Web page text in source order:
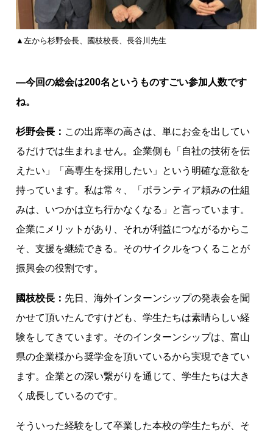
▲左から杉野会長、國枝校長、長谷川先生
―今回の総会は200名というものすごい参加人数です
ね。
杉野会長： この出席率の高さは、単にお金を出してい
るだけでは生まれません。企業側も「自社の技術を伝
えたい」「高専生を採用したい」という明確な意欲を
持っています。私は常々、「ボランティア頼みの仕組
みは、いつかは立ち行かなくなる」と言っています。
企業にメリットがあり、それが利益につながるからこ
そ、支援を継続できる。そのサイクルをつくることが
振興会の役割です。
國枝校長： 先日、海外インターンシップの発表会を聞
かせて頂いたんですけども、学生たちは素晴らしい経
験をしてきています。そのインターンシップは、富山
県の企業様から奨学金を頂いているから実現できてい
ます。企業との深い繋がりを通じて、学生たちは大き
く成長しているのです。
そういった経験をして卒業した本校の学生たちが、そ